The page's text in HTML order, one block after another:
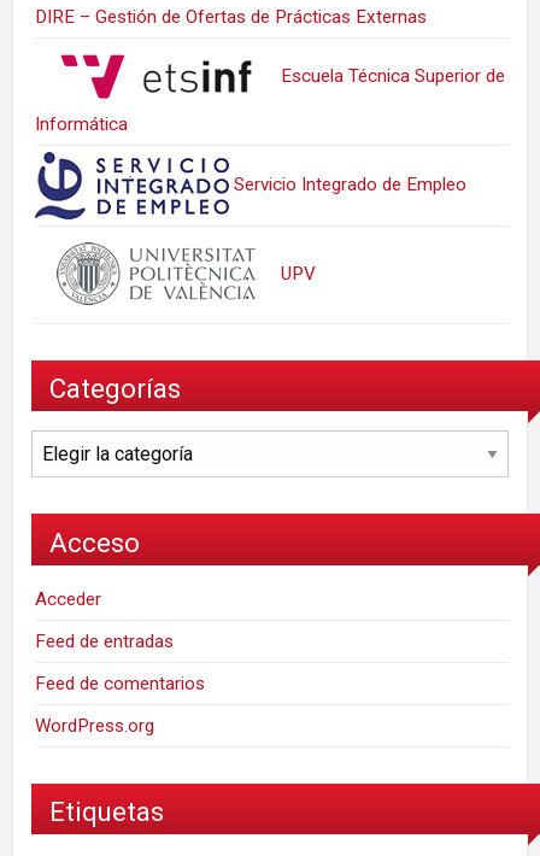
DIRE – Gestión de Ofertas de Prácticas Externas
Escuela Técnica Superior de
Informática
Servicio Integrado de Empleo
UPV
Categorías
Categorías
Acceso
Acceder
Feed de entradas
Feed de comentarios
WordPress.org
Etiquetas